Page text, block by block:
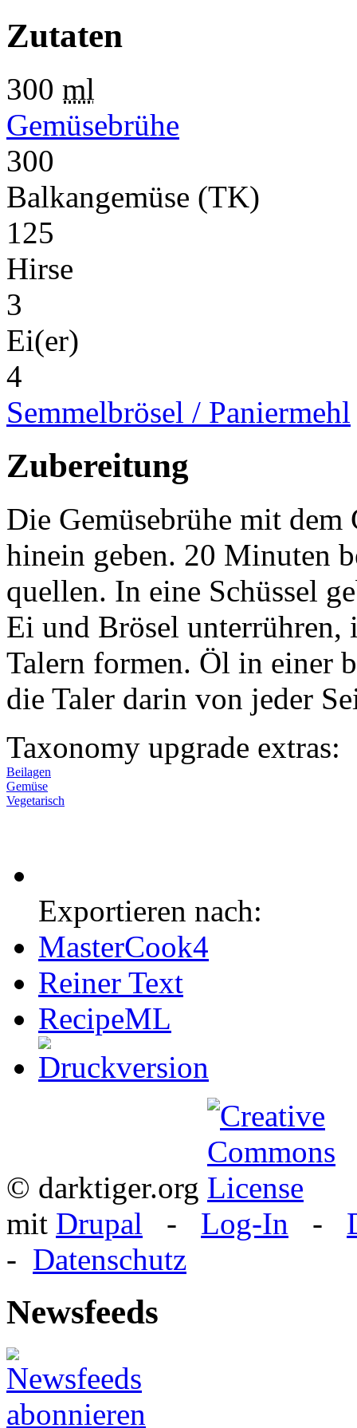
Zutaten
300 ml
Gemüsebrühe
300
Balkangemüse (TK)
125
Hirse
3
Ei(er)
4
Semmelbrösel / Paniermehl
Zubereitung
Die Gemüsebrühe mit
hinein geben. 20 Minuten
quellen. In eine Schüssel
Ei und Brösel unterrühren,
Talern formen. Öl in einer
die Taler darin von jeder
Taxonomy upgrade extras:
Beilagen
Gemüse
Vegetarisch
Exportieren nach:
MasterCook4
Reiner Text
RecipeML
© darktiger.org
mit Drupal - Log-In -
- Datenschutz
Newsfeeds